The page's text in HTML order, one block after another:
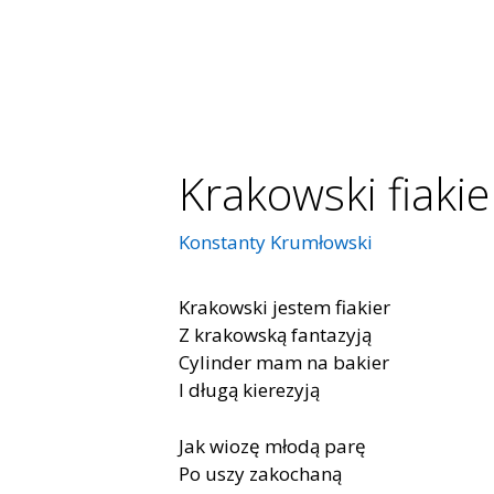
Krakowski
Konstanty Krumłowski
Krakowski jestem fiakier
Z krakowską fantazyją
Cylinder mam na bakier
I długą kierezyją
Jak wiozę młodą parę
Po uszy zakochaną